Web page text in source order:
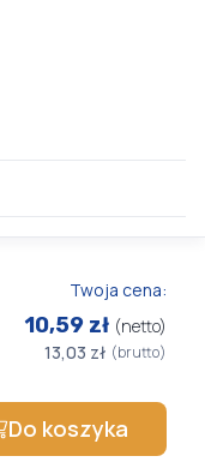
Twoja cena:
10,59 zł (netto)
13,03 zł (brutto)
Do koszyka